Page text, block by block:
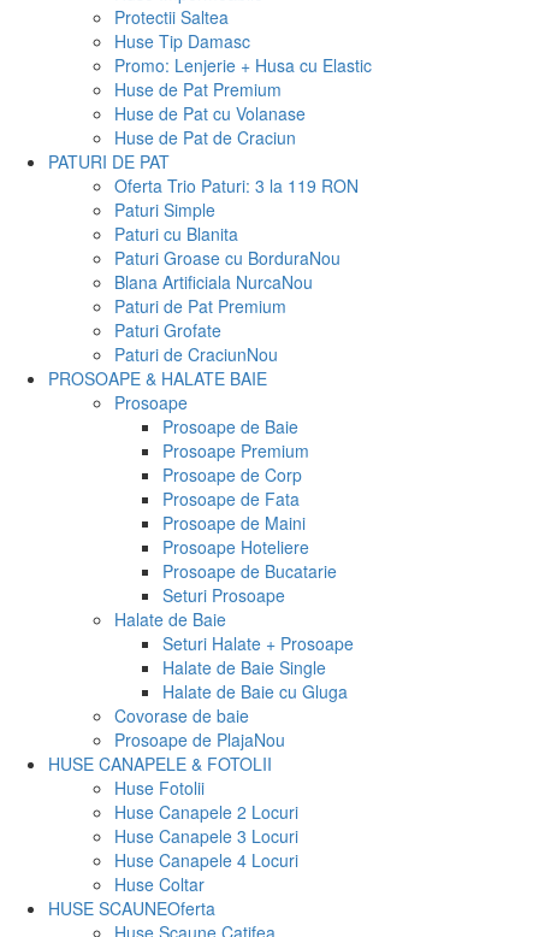
Protectii Saltea
Huse Tip Damasc
Promo: Lenjerie + Husa cu Elastic
Huse de Pat Premium
Huse de Pat cu Volanase
Huse de Pat de Craciun
PATURI DE PAT
Oferta Trio Paturi: 3 la 119 RON
Paturi Simple
Paturi cu Blanita
Paturi Groase cu BorduraNou
Blana Artificiala NurcaNou
Paturi de Pat Premium
Paturi Grofate
Paturi de CraciunNou
PROSOAPE & HALATE BAIE
Prosoape
Prosoape de Baie
Prosoape Premium
Prosoape de Corp
Prosoape de Fata
Prosoape de Maini
Prosoape Hoteliere
Prosoape de Bucatarie
Seturi Prosoape
Halate de Baie
Seturi Halate + Prosoape
Halate de Baie Single
Halate de Baie cu Gluga
Covorase de baie
Prosoape de PlajaNou
HUSE CANAPELE & FOTOLII
Huse Fotolii
Huse Canapele 2 Locuri
Huse Canapele 3 Locuri
Huse Canapele 4 Locuri
Huse Coltar
HUSE SCAUNEOferta
Huse Scaune Catifea